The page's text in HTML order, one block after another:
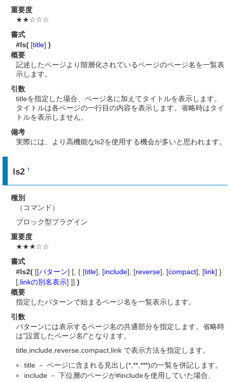
重要度
★★☆☆☆
書式
#ls( [title] )
概要
記述したページより階層化されているページのページ名を一覧表
示します。
引数
titleを指定した場合、ページ名に加えてタイトルを表示します。
タイトルは各ページの一行目の内容を表示します。省略時はタイ
トルを表示しません。
備考
実際には、より高機能なls2を使用する機会が多いと思われます。
ls2†
種別
（コマンド）
ブロック型プラグイン
重要度
★★★☆☆
書式
#ls2( [[パターン] [, { [title], [include], [reverse], [compact], [link] }
[, linkの別名表示] ]] )
概要
指定したパターンで始まるページ名を一覧表示します。
引数
パターンには表示するページ名の共通部分を指定します。省略時
は"設置したページ名/"となります。
title,include,reverse,compact,link で表示方法を指定します。
title － ページに含まれる見出し(*,**,***)の一覧を併記します。
include － 下位層のページが#includeを使用していた場合、